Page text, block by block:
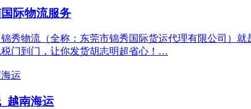
际物流服务
秀物流（全称：东莞市锦秀国际货运代理有限公司）
门到门，让你发货胡志明超省心！…
越南海运